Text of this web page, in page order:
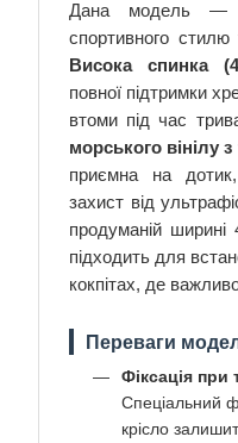
Дана модель —
спортивного стилю
Висока спинка
повної підтримки
втоми під час
морського вінілу
приємна на
захист від
продуманій
підходить для
кокпітах, де
Переваги
Фіксація при
Спеціальний
крісло